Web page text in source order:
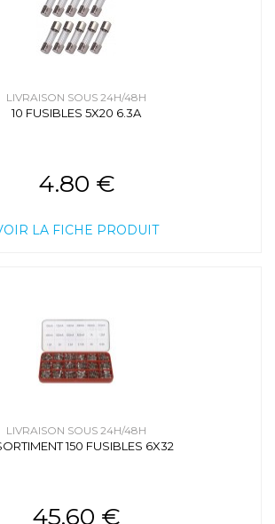
LIVRAISON SOUS 24H/48H
10 FUSIBLES 5X20 6.3A
4.80 €
LA FICHE PRODUIT
LIVRAISON SOUS 24H/48H
150 FUSIBLES 6X32
45.60 €